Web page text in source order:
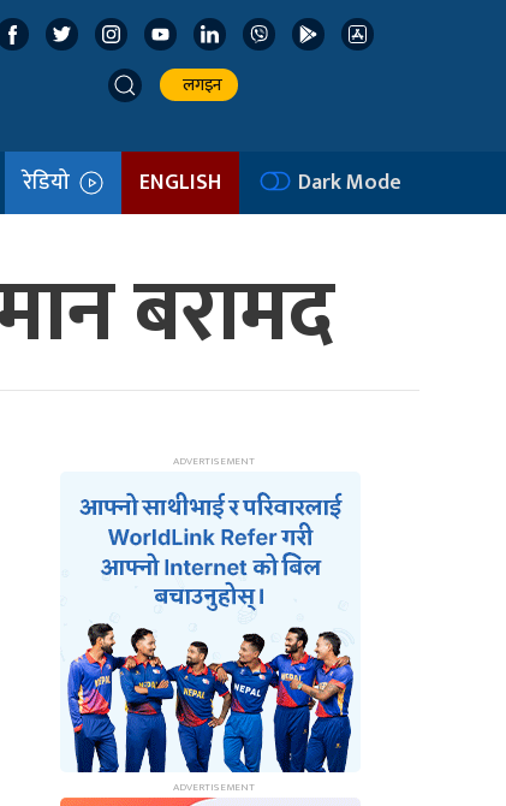
लगइन
रेडियो ENGLISH Dark Mode
बरामद